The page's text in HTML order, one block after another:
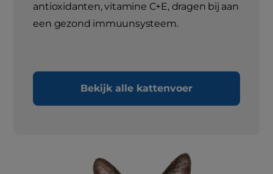
antioxidanten, vitamine C+E, dragen bij aan
een gezond immuunsysteem.
Bekijk alle kattenvoer